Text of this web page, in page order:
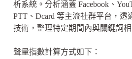
析系統。分析涵蓋 Facebook、
PTT、Dcard 等主流社群平台，透
技術，整理特定期間內與關鍵詞
聲量指數計算方式如下：